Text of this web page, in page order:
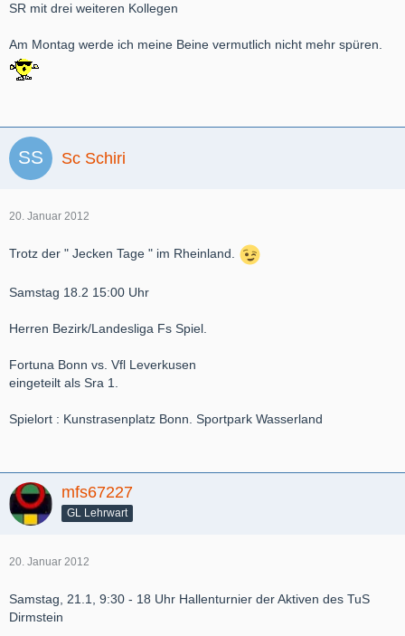
SR mit drei weiteren Kollegen
Am Montag werde ich meine Beine vermutlich nicht mehr spüren.
Sc Schiri
20. Januar 2012
Trotz der " Jecken Tage " im Rheinland.
Samstag 18.2 15:00 Uhr
Herren Bezirk/Landesliga Fs Spiel.
Fortuna Bonn vs. Vfl Leverkusen
eingeteilt als Sra 1.
Spielort : Kunstrasenplatz Bonn. Sportpark Wasserland
mfs67227
GL Lehrwart
20. Januar 2012
Samstag, 21.1, 9:30 - 18 Uhr Hallenturnier der Aktiven des TuS
Dirmstein